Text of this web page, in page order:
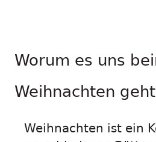
Worum es uns
Weihnachten geht
Weihnachten ist ein